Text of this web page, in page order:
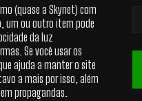
(quase a Skynet) com
um ou outro item pode
da luz
Se você usar os
ajuda a manter o site
a mais por isso, além
propagandas.